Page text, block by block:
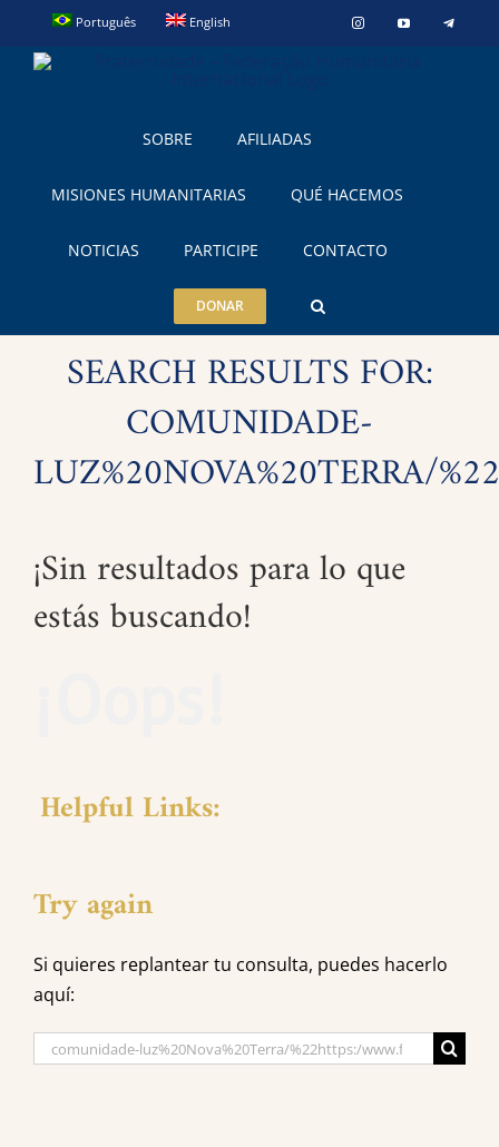
content
Português English InstagramYouTube
SOBRE AFILIADAS
MISIONES HUMANITARIAS QUÉ HACEMOS
NOTICIAS PARTICIPE CONTACTO
DONAR
SEARCH RESULTS FOR:
COMUNIDADE-
LUZ%20NOVA%20TERRA/
¡Sin resultados para lo que
estás buscando!
Helpful Links:
Try again
Si quieres replantear tu consulta, puedes hacerlo
aquí:
Search